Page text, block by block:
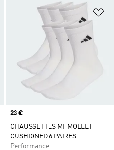
Ajouter à la Liste de produits
Prix
23 €
CHAUSSETTES MI-MOLLET
CUSHIONED 6 PAIRES
Performance